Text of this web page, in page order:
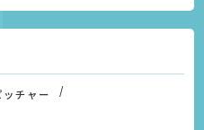
ッチャー